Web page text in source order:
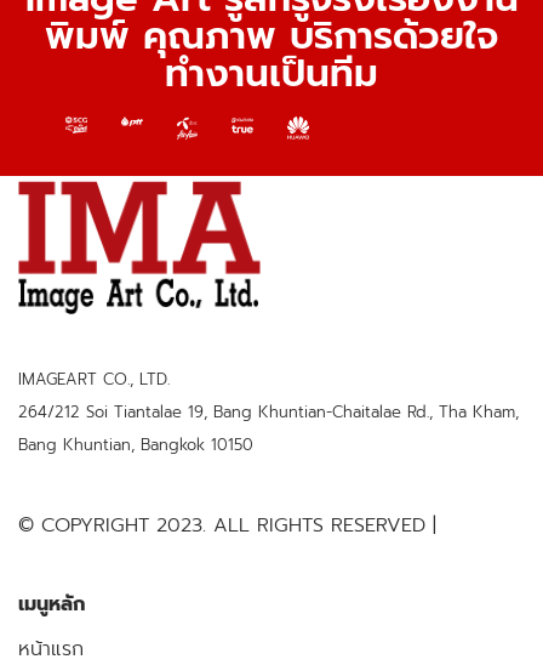
พิมพ์ คุณภาพ บริการด้วยใจ
ทำงานเป็นทีม
IMAGEART CO., LTD.
264/212 Soi Tiantalae 19, Bang Khuntian-Chaitalae Rd., Tha Kham,
Bang Khuntian, Bangkok 10150
© COPYRIGHT 2023. ALL RIGHTS RESERVED |
เมนูหลัก
หน้าแรก